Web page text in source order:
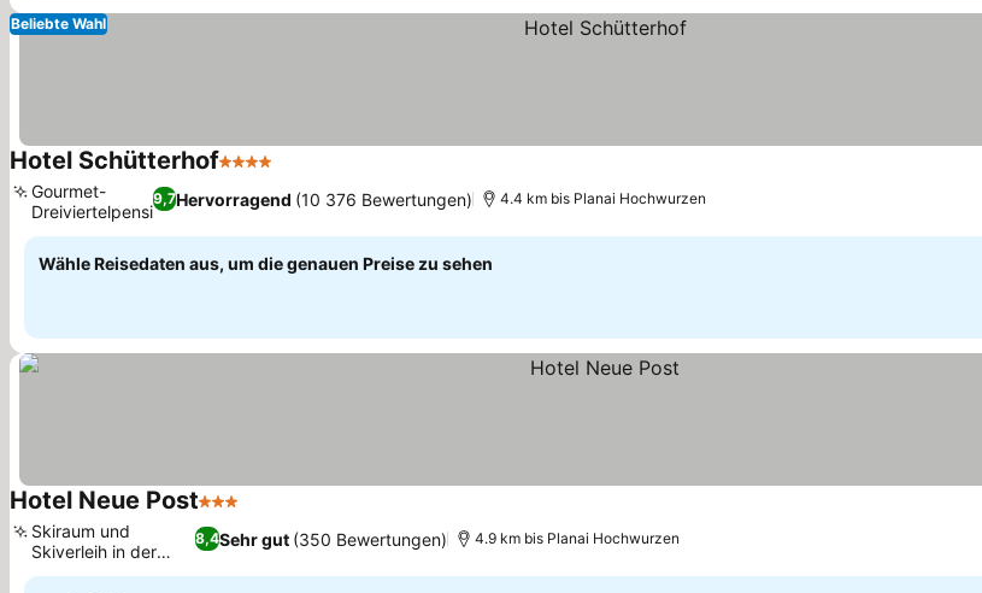
Beliebte Wahl
Hotel Schütterhof4 Sterne
9,7Hervorragend (10 376 Bewertungen)
Gourmet-
Dreiviertelpension
4.4 km bis Planai Hochwurzen
Wähle Reisedaten aus, um die genauen Preise zu sehen
Hotel Neue Post3 Sterne
8,4Sehr gut (350 Bewertungen)
Skiraum und
Skiverleih in der
Nähe
4.9 km bis Planai Hochwurzen